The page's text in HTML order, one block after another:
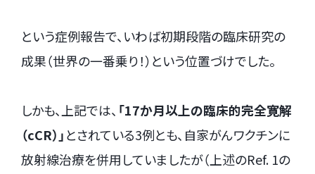
という症例報告で、いわば初期段階の臨床研究の
成果（世界の一番乗り！）という位置づけでした。
しかも、上記では、 「17か月以上の臨床的完全寛解
（cCR）」とされている3例とも、自家がんワクチンに
放射線治療を併用していましたが（上述のRef. 1の